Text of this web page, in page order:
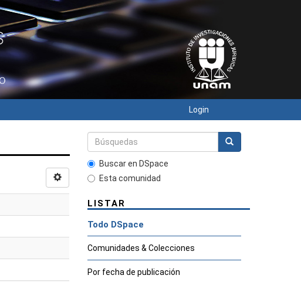
Login
Buscar en DSpace
Esta comunidad
LISTAR
Todo DSpace
Comunidades & Colecciones
Por fecha de publicación